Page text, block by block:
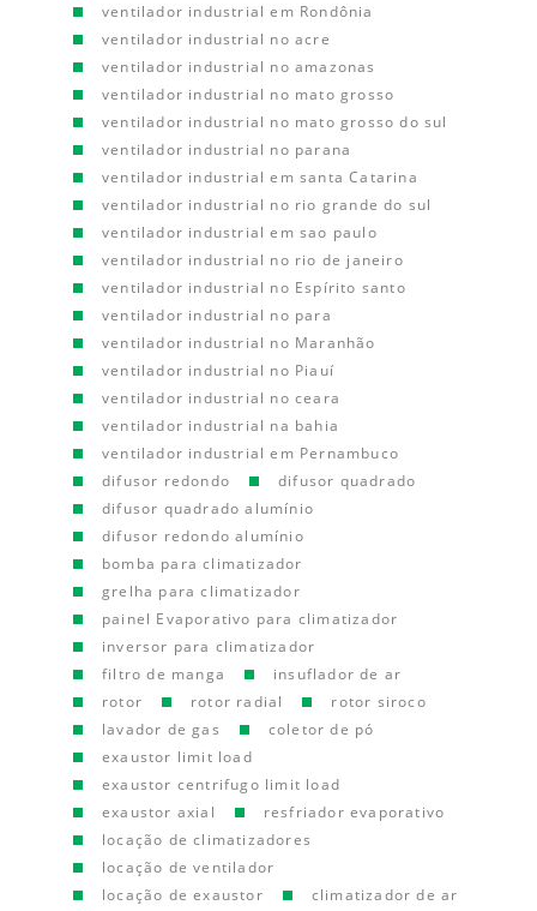
ventilador industrial em Rondônia
ventilador industrial no acre
ventilador industrial no amazonas
ventilador industrial no mato grosso
ventilador industrial no mato grosso do sul
ventilador industrial no parana
ventilador industrial em santa Catarina
ventilador industrial no rio grande do sul
ventilador industrial em sao paulo
ventilador industrial no rio de janeiro
ventilador industrial no Espírito santo
ventilador industrial no para
ventilador industrial no Maranhão
ventilador industrial no Piauí
ventilador industrial no ceara
ventilador industrial na bahia
ventilador industrial em Pernambuco
difusor redondo
difusor quadrado
difusor quadrado alumínio
difusor redondo alumínio
bomba para climatizador
grelha para climatizador
painel Evaporativo para climatizador
inversor para climatizador
filtro de manga
insuflador de ar
rotor
rotor radial
rotor siroco
lavador de gas
coletor de pó
exaustor limit load
exaustor centrifugo limit load
exaustor axial
resfriador evaporativo
locação de climatizadores
locação de ventilador
locação de exaustor
climatizador de ar